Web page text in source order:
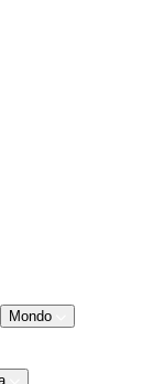
Mondo